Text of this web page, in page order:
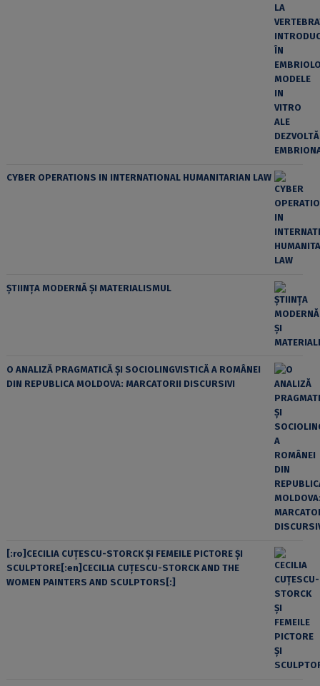
CYBER OPERATIONS IN INTERNATIONAL HUMANITARIAN LAW
ȘTIINȚA MODERNĂ ȘI MATERIALISMUL
O ANALIZĂ PRAGMATICĂ ȘI SOCIOLINGVISTICĂ A ROMÂNEI
DIN REPUBLICA MOLDOVA: MARCATORII DISCURSIVI
[:ro]CECILIA CUŢESCU-STORCK ŞI FEMEILE PICTORE ŞI
SCULPTORE[:en]CECILIA CUŢESCU-STORCK AND THE
WOMEN PAINTERS AND SCULPTORS[:]